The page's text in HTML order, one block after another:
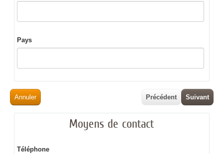
Pays
Annuler Suivant
Précédent
Moyens de contact
Téléphone